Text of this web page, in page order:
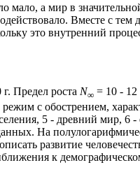
а мир в
Вместе с тем
это внутренний
Предел роста N∞ = 10 - 12
режим с обострением,
5 - древний мир, 6
На
развитие
к